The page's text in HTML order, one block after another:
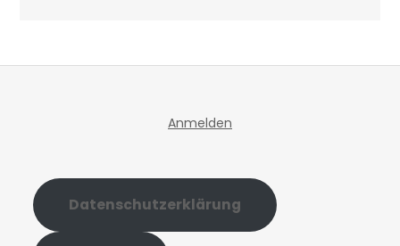
Anmelden
Datenschutzerklärung